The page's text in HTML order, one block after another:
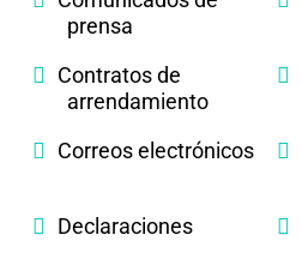
prensa
Contratos de
arrendamiento
Correos electrónicos
Declaraciones